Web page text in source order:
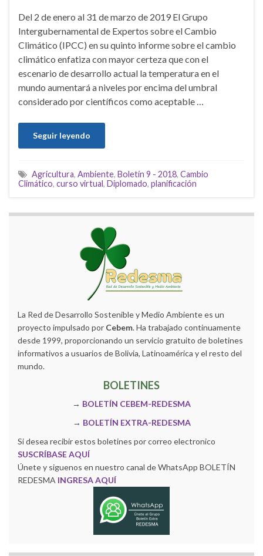
Del 2 de enero al 31 de marzo de 2019 El Grupo
Intergubernamental de Expertos sobre el Cambio
Climático (IPCC) en su quinto informe sobre el cambio
climático enfatiza con mayor certeza que con el
escenario de desarrollo actual la temperatura en el
mundo aumentará a niveles por encima del umbral
considerado por científicos como aceptable …
Seguir leyendo
Agricultura, Ambiente, Boletín 9 - 2018, Cambio
Climático, curso virtual, Diplomado, planificación
La Red de Desarrollo Sostenible y Medio Ambiente es un
proyecto impulsado por Cebem. Ha trabajado continuamente
desde 1999, proporcionando un servicio gratuito de boletines
informativos a usuarios de Bolivia, Latinoamérica y el resto del
mundo.
BOLETINES
→ BOLETÍN CEBEM-REDESMA
→ BOLETÍN EXTRA-REDESMA
Si desea recibir estos boletines por correo electronico
SUSCRÍBASE AQUÍ
Únete y siguenos en nuestro canal de WhatsApp BOLETÍN
REDESMA INGRESA AQUÍ